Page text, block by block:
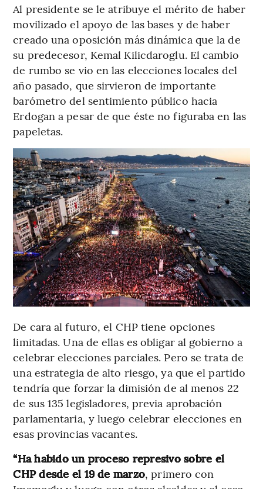
Al presidente se le atribuye el mérito de haber
movilizado el apoyo de las bases y de haber
creado una oposición más dinámica que la de
su predecesor, Kemal Kilicdaroglu. El cambio
de rumbo se vio en las elecciones locales del
año pasado, que sirvieron de importante
barómetro del sentimiento público hacia
Erdogan a pesar de que éste no figuraba en las
papeletas.
De cara al futuro, el CHP tiene opciones
limitadas. Una de ellas es obligar al gobierno a
celebrar elecciones parciales. Pero se trata de
una estrategia de alto riesgo, ya que el partido
tendría que forzar la dimisión de al menos 22
de sus 135 legisladores, previa aprobación
parlamentaria, y luego celebrar elecciones en
esas provincias vacantes.
“Ha habido un proceso represivo sobre el
CHP desde el 19 de marzo, primero con